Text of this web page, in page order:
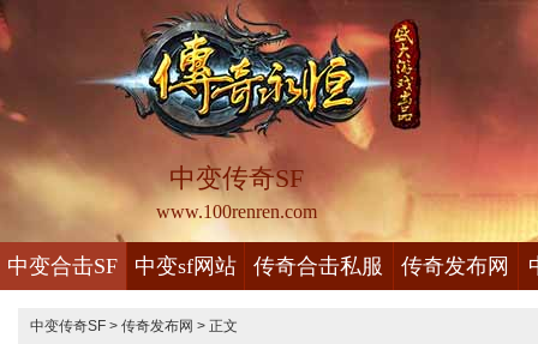
中变传奇SF
www.100renren.com
中变合击SF 中变sf网站 传奇合击私服 传奇发布网
中变传奇SF > 传奇发布网 > 正文